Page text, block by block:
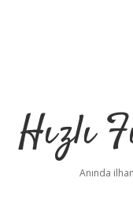
Hızlı
Anında